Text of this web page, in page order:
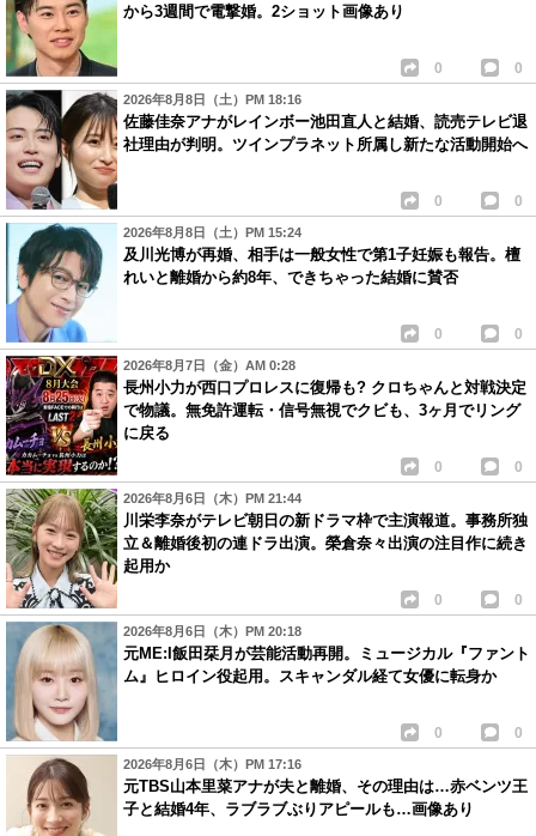
から3週間で電撃婚。2ショット画像あり
0 0
2026年8月8日（土）PM 18:16
佐藤佳奈アナがレインボー池田直人と結婚、読売テレビ退
社理由が判明。ツインプラネット所属し新たな活動開始へ
0 0
2026年8月8日（土）PM 15:24
及川光博が再婚、相手は一般女性で第1子妊娠も報告。檀
れいと離婚から約8年、できちゃった結婚に賛否
0 0
2026年8月7日（金）AM 0:28
長州小力が西口プロレスに復帰も? クロちゃんと対戦決定
で物議。無免許運転・信号無視でクビも、3ヶ月でリング
に戻る
0 0
2026年8月6日（木）PM 21:44
川栄李奈がテレビ朝日の新ドラマ枠で主演報道。事務所独
立＆離婚後初の連ドラ出演。榮倉奈々出演の注目作に続き
起用か
0 0
2026年8月6日（木）PM 20:18
元ME:I飯田栞月が芸能活動再開。ミュージカル『ファント
ム』ヒロイン役起用。スキャンダル経て女優に転身か
0 0
2026年8月6日（木）PM 17:16
元TBS山本里菜アナが夫と離婚、その理由は…赤ベンツ王
子と結婚4年、ラブラブぶりアピールも…画像あり